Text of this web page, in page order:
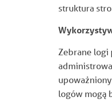
struktura
Zebrane logi
logów mogą